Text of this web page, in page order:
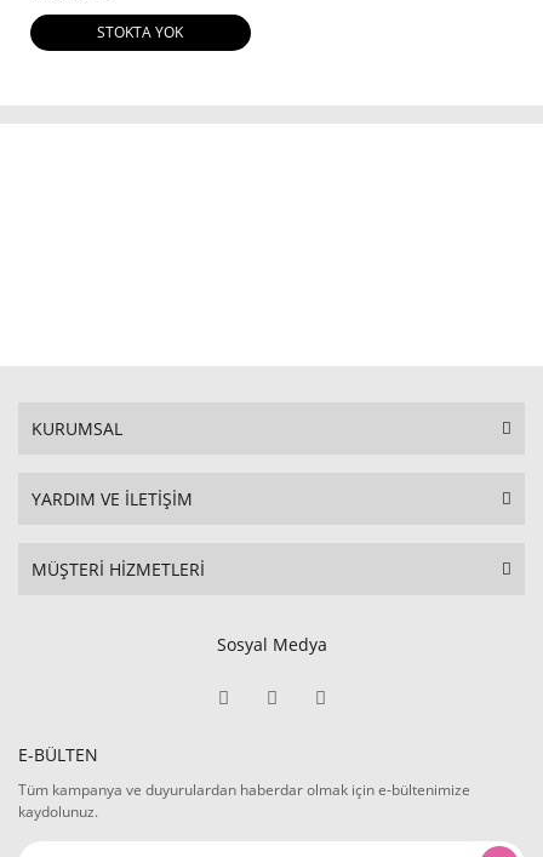
STOKTA YOK
KURUMSAL
YARDIM VE İLETİŞİM
MÜŞTERİ HİZMETLERİ
Sosyal Medya
E-BÜLTEN
Tüm kampanya ve duyurulardan haberdar olmak için e-bültenimize
kaydolunuz.